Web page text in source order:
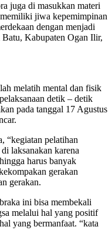
juga di masukkan materi
memiliki jiwa kepemimpinan
dengan menjadi
Batu, Kabupaten Ogan Ilir,
melatih mental dan fisik
detik – detik
pada tanggal 17 Agustus
“kegiatan pelatihan
laksanakan karena
harus banyak
gerakan
gerakan.
ini bisa membekali
melalui hal yang positif
yang bermanfaat. “kata